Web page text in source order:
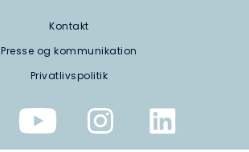
Kontakt
Presse og kommunikation
Privatlivspolitik